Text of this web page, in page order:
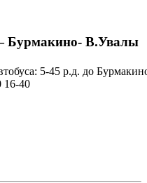
Бурмакино- В.Увалы
5-45 р.д. до
16-40